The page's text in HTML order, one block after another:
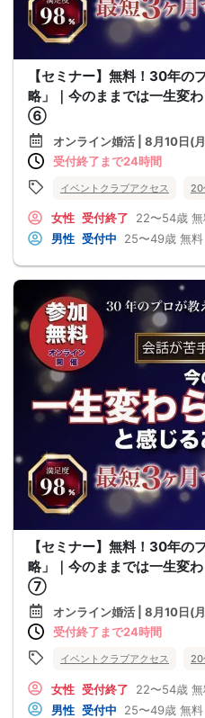
【セミナー】無料！30年の
略」｜今のままでは一生変
⑥
オンライン婚活 | 8月10日(
受付終了まで24時間
イベントクラブアクセス 20
女性 受付終了 22〜54歳
男性 受付中 25〜49歳 無料
【セミナー】無料！30年の
略」｜今のままでは一生変
⑦
オンライン婚活 | 8月10日(
受付終了まで24時間
イベントクラブアクセス 20
女性 受付終了 22〜54歳
男性 受付中 25〜49歳 無料